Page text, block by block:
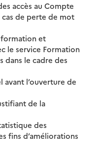
accès au Compte
de perte de mot
et
le service Formation
dans le cadre des
avant l’ouverture de
de la
des
fins d’améliorations